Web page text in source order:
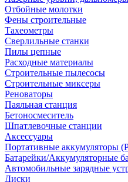
Отбойные молотки
Фены строительные
Тахеометры
Сверлильные станки
Пилы цепные
Расходные материалы
Строительные пылесосы
Строительные миксеры
Реноваторы
Паяльная станция
Бетоносмеситель
Шпатлевочные станции
Аксессуары
Портативные аккумуляторы
Батарейки/Аккумуляторные
Автомобильные зарядные
Диски